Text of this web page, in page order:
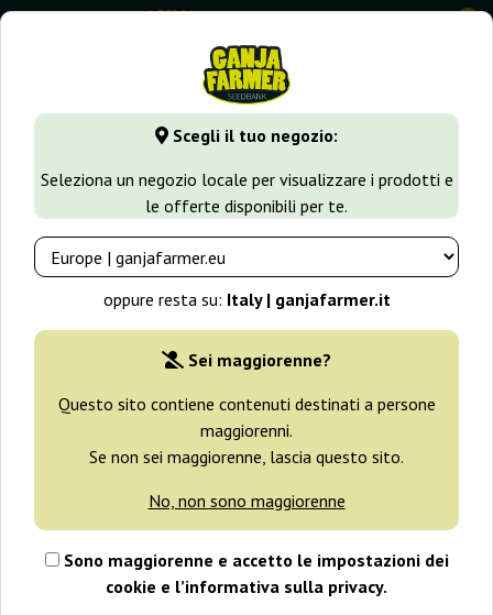
Scegli il tuo negozio:
Seleziona un negozio locale per visualizzare i prodotti e
le offerte disponibili per te.
oppure resta su: Italy | ganjafarmer.it
Sei maggiorenne?
Questo sito contiene contenuti destinati a persone
maggiorenni.
Se non sei maggiorenne, lascia questo sito.
No, non sono maggiorenne
Sono maggiorenne e accetto le impostazioni dei
cookie e l’informativa sulla privacy.
0
GanjaFarmer.it Varietà di Cannabis Northern Light